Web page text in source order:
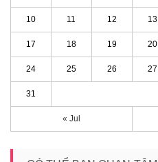
« Jul
10 11 12 13
17 18 19 20
24 25 26 27
31